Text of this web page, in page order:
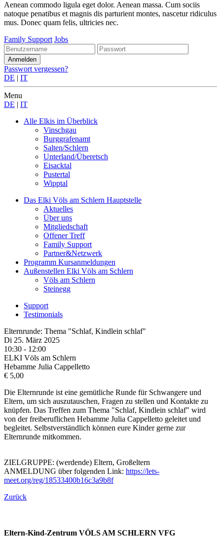
Aenean commodo ligula eget dolor. Aenean massa. Cum sociis
natoque penatibus et magnis dis parturient montes, nascetur ridiculus
mus. Donec quam felis, ultricies nec.
Family Support Jobs
Passwort vergessen?
DE | IT
Menu
DE | IT
Alle Elkis im Überblick
Vinschgau
Burggrafenamt
Salten/Schlern
Unterland/Überetsch
Eisacktal
Pustertal
Wipptal
Das Elki Völs am Schlern Hauptstelle
Aktuelles
Über uns
Mitgliedschaft
Offener Treff
Family Support
Partner&Netzwerk
Programm Kursanmeldungen
Außenstellen Elki Völs am Schlern
Völs am Schlern
Steinegg
Support
Testimonials
Elternrunde: Thema "Schlaf, Kindlein schlaf"
Di 25. März 2025
10:30 - 12:00
ELKI Völs am Schlern
Hebamme Julia Cappelletto
€ 5,00
Die Elternrunde ist eine gemütliche Runde für Schwangere und
Eltern, um sich auszutauschen, Fragen zu stellen und Kontakte zu
knüpfen. Das Treffen zum Thema "Schlaf, Kindlein schlaf" wird
von der freiberuflichen Hebamme Julia Cappelletto geleitet und
begleitet. Selbstverständlich können eure Kinder gerne zur
Elternrunde mitkommen.
ZIELGRUPPE: (werdende) Eltern, Großeltern
ANMELDUNG über folgenden Link: https://lets-
meet.org/reg/18533400b16c3a9b8f
Zurück
Eltern-Kind-Zentrum VÖLS AM SCHLERN VFG